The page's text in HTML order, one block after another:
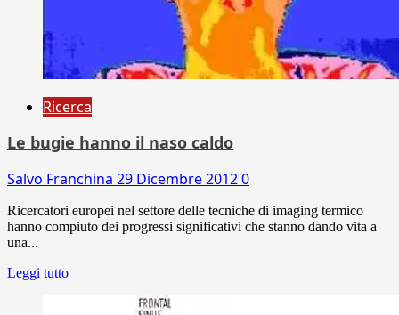
Ricerca
Le bugie hanno il naso caldo
Salvo Franchina 29 Dicembre 20120
Ricercatori europei nel settore delle tecniche di imaging termico
hanno compiuto dei progressi significativi che stanno dando vita a
una...
Leggi tutto